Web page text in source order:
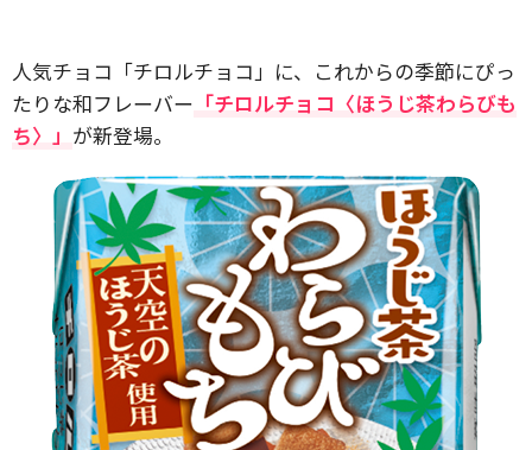
人気チョコ「チロルチョコ」に、これからの季節にぴっ
たりな和フレーバー 「チロルチョコ〈ほうじ茶わらびも
ち〉」 が新登場。